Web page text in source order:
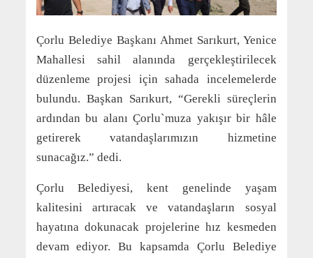
Çorlu Belediye Başkanı Ahmet Sarıkurt, Yenice
Mahallesi sahil alanında gerçekleştirilecek
düzenleme projesi için sahada incelemelerde
bulundu. Başkan Sarıkurt, “Gerekli süreçlerin
ardından bu alanı Çorlu`muza yakışır bir hâle
getirerek vatandaşlarımızın hizmetine
sunacağız.” dedi.
Çorlu Belediyesi, kent genelinde yaşam
kalitesini artıracak ve vatandaşların sosyal
hayatına dokunacak projelerine hız kesmeden
devam ediyor. Bu kapsamda Çorlu Belediye